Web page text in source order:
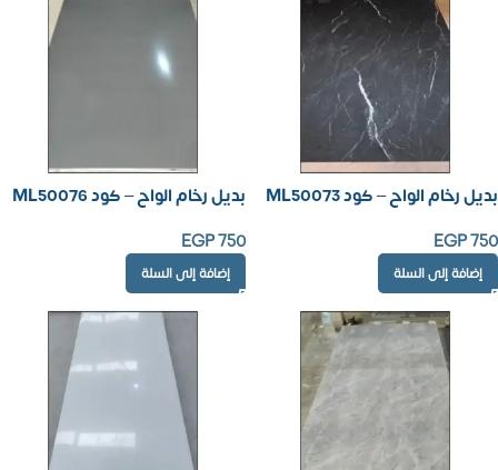
بديل رخام الواح – كود ML50073
EGP750
إضافة إلى السلة
بديل رخام الواح – كود ML50076
EGP750
إضافة إلى السلة